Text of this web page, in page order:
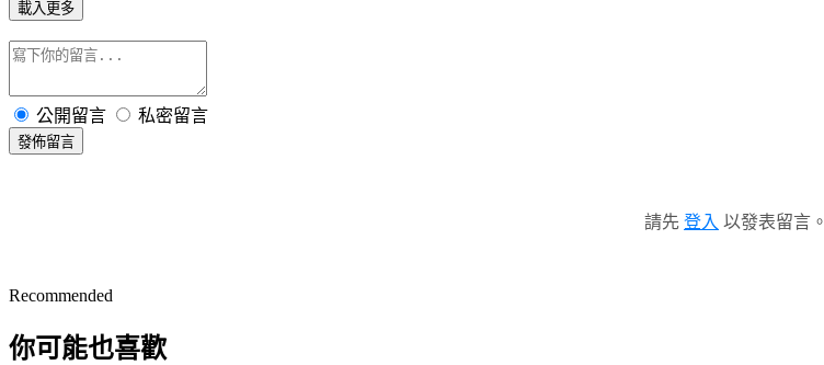
載入更多
公開留言 私密留言
發佈留言
請先 登入 以發表留言。
Recommended
你可能也喜歡